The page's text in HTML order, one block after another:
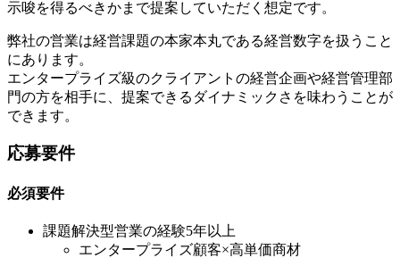
示唆を得るべきかまで提案していただく想定です。
弊社の営業は経営課題の本家本丸である経営数字を扱うこと
にあります。
エンタープライズ級のクライアントの経営企画や経営管理部
門の方を相手に、提案できるダイナミックさを味わうことが
できます。
応募要件
必須要件
課題解決型営業の経験5年以上
エンタープライズ顧客×高単価商材